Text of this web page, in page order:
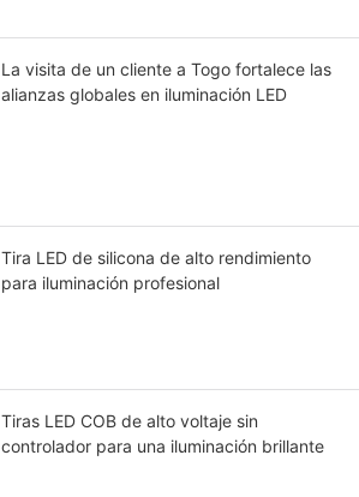
La visita de un cliente a Togo fortalece las
alianzas globales en iluminación LED
Tira LED de silicona de alto rendimiento
para iluminación profesional
Tiras LED COB de alto voltaje sin
controlador para una iluminación brillante